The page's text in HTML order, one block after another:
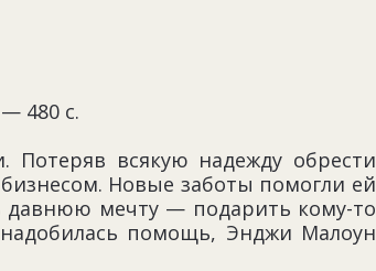
480 с.
всякую надежду обрести
Новые заботы помогли ей
давнюю мечту — подарить кому-то
помощь, Энджи Малоун